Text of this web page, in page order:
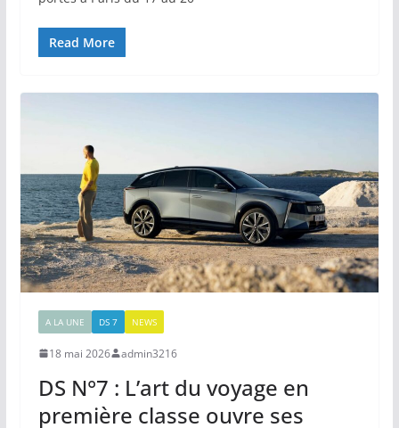
Read More
A LA UNE DS 7 NEWS
18 mai 2026 admin3216
DS N°7 : L’art du voyage en
première classe ouvre ses